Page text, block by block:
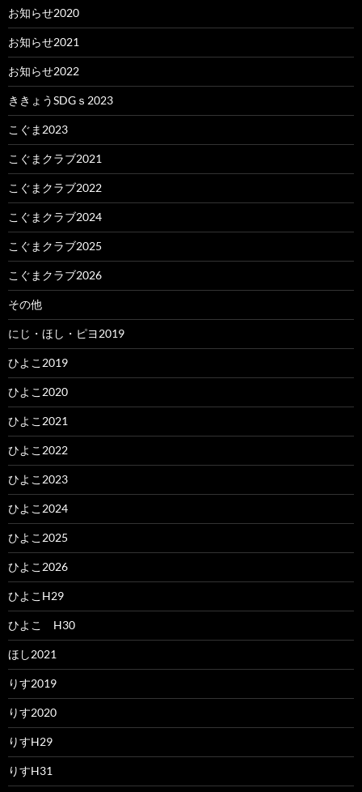
お知らせ2020
お知らせ2021
お知らせ2022
ききょうSDGｓ2023
こぐま2023
こぐまクラブ2021
こぐまクラブ2022
こぐまクラブ2024
こぐまクラブ2025
こぐまクラブ2026
その他
にじ・ほし・ピヨ2019
ひよこ2019
ひよこ2020
ひよこ2021
ひよこ2022
ひよこ2023
ひよこ2024
ひよこ2025
ひよこ2026
ひよこH29
ひよこ H30
ほし2021
りす2019
りす2020
りすH29
りすH31